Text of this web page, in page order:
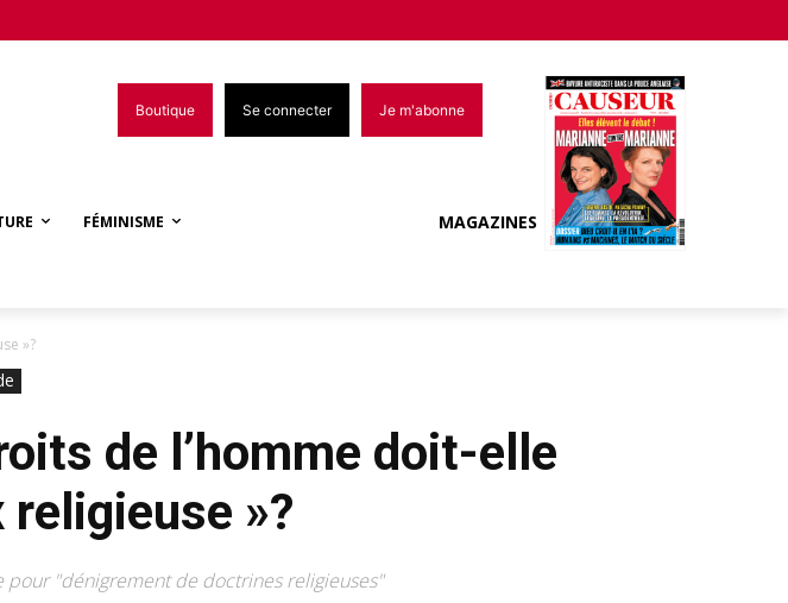
Boutique Se connecter Je m'abonne
FÉMINISME MAGAZINES
»?
de l’homme doit-elle
»?
pour "dénigrement de doctrines religieuses"